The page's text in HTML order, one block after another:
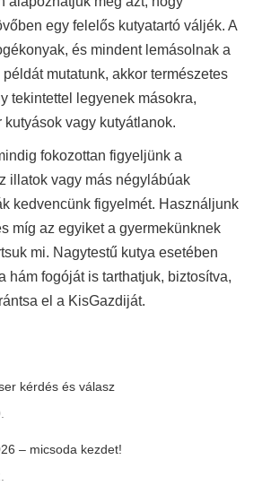
egy felelős kutyatartó váljék. A
és mindent lemásolnak a
mutatunk, akkor természetes
tekintettel legyenek másokra,
kutyások vagy kutyátlanok.
fokozottan figyeljünk a
illatok vagy más négylábúak
kedvencünk figyelmét. Használjunk
míg az egyiket a gyermekünknek
mi. Nagytestű kutya esetében
hám fogóját is tarthatjuk, biztosítva,
el a KisGazdiját.
kérdés és válasz
– micsoda kezdet!